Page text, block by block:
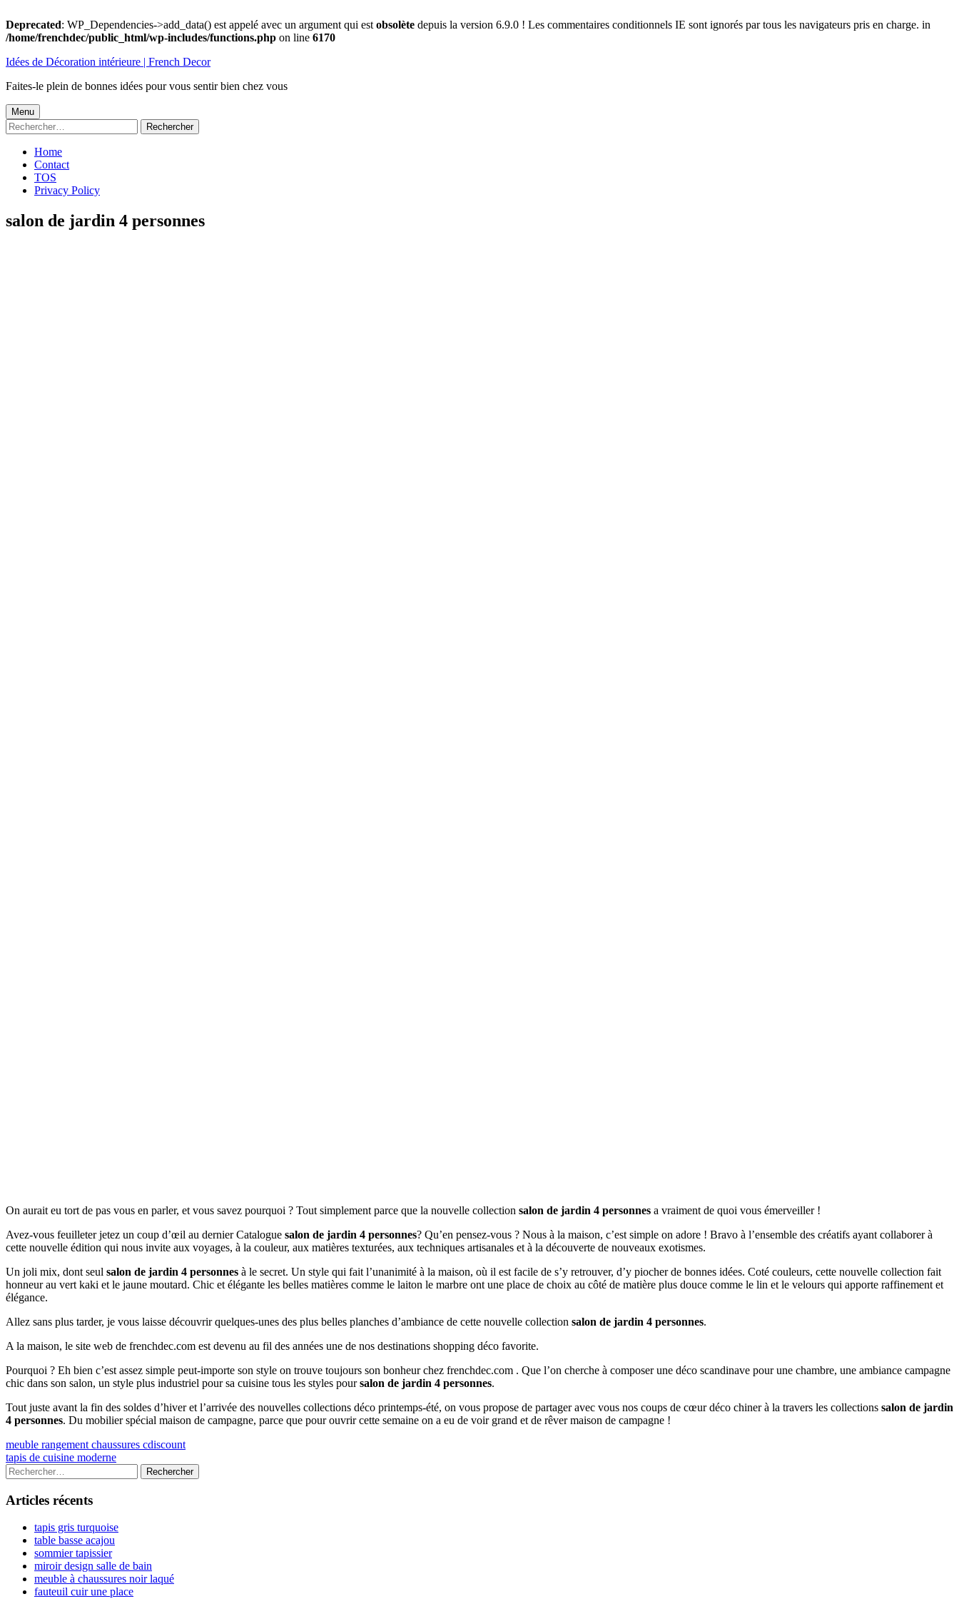
Deprecated: WP_Dependencies->add_data() est appelé avec un argument qui est obsolète depuis la version 6.9.0 ! Les commentaires conditionnels IE sont ignorés par tous les navigateurs pris en charge. in
/home/frenchdec/public_html/wp-includes/functions.php on line 6170
au
Idées de Décoration intérieure | French Decor
Faites-le plein de bonnes idées pour vous sentir bien chez vous
Menu
principal
Menu
Rechercher :
Home
Contact
TOS
Privacy Policy
salon de jardin 4 personnes
On aurait eu tort de pas vous en parler, et vous savez pourquoi ? Tout simplement parce que la nouvelle collection salon de jardin 4 personnes a vraiment de quoi vous émerveiller !
Avez-vous feuilleter jetez un coup d’œil au dernier Catalogue salon de jardin 4 personnes? Qu’en pensez-vous ? Nous à la maison, c’est simple on adore ! Bravo à l’ensemble des créatifs ayant collaborer à
cette nouvelle édition qui nous invite aux voyages, à la couleur, aux matières texturées, aux techniques artisanales et à la découverte de nouveaux exotismes.
Un joli mix, dont seul salon de jardin 4 personnes à le secret. Un style qui fait l’unanimité à la maison, où il est facile de s’y retrouver, d’y piocher de bonnes idées. Coté couleurs, cette nouvelle collection fait
honneur au vert kaki et le jaune moutard. Chic et élégante les belles matières comme le laiton le marbre ont une place de choix au côté de matière plus douce comme le lin et le velours qui apporte raffinement et
élégance.
Allez sans plus tarder, je vous laisse découvrir quelques-unes des plus belles planches d’ambiance de cette nouvelle collection salon de jardin 4 personnes.
A la maison, le site web de frenchdec.com est devenu au fil des années une de nos destinations shopping déco favorite.
Pourquoi ? Eh bien c’est assez simple peut-importe son style on trouve toujours son bonheur chez frenchdec.com . Que l’on cherche à composer une déco scandinave pour une chambre, une ambiance campagne
chic dans son salon, un style plus industriel pour sa cuisine tous les styles poursalon de jardin 4 personnes.
Tout juste avant la fin des soldes d’hiver et l’arrivée des nouvelles collections déco printemps-été, on vous propose de partager avec vous nos coups de cœur déco chiner à la travers les collections salon de jardin
4 personnes. Du mobilier spécial maison de campagne, parce que pour ouvrir cette semaine on a eu de voir grand et de rêver maison de campagne !
Navigation
de
l’article
Previous
article:
meuble rangement chaussures cdiscount
Next
article:
tapis de cuisine moderne
Colonne
latérale
principale
Rechercher :
Articles récents
tapis gris turquoise
table basse acajou
sommier tapissier
miroir design salle de bain
meuble à chaussures noir laqué
fauteuil cuir une place